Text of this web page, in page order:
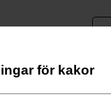
Arbeta som vikarie
för kakor